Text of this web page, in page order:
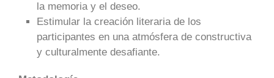
la memoria y el deseo.
Estimular la creación literaria de los
participantes en una atmósfera de constructiva
y culturalmente desafiante.